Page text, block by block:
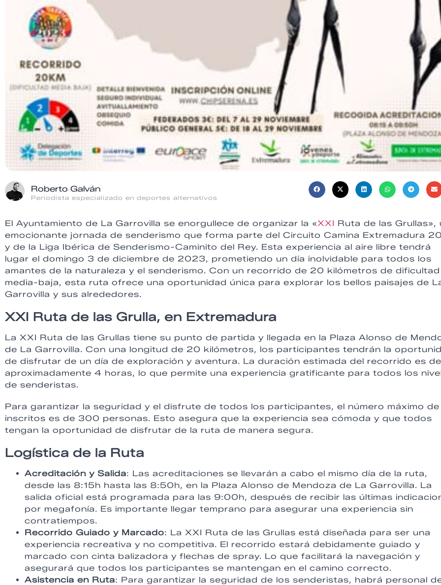
Roberto Galván
Periodista especializado en deportes alternativos
El Ayuntamiento de La Garrovilla se enorgullece de organizar la «XXI Ruta de las Grullas»,
emocionante jornada de senderismo que forma parte del Circuito Camina Extremadura
y de la Liga Ibérica de Senderismo-Caminito del Rey. Esta experiencia al aire libre tendrá
lugar el domingo 3 de diciembre de 2023, prometiendo un día inolvidable para todos los
amantes de la naturaleza y el senderismo. Con un recorrido de 20 kilómetros de dificultad
media-baja, esta ruta ofrece una oportunidad única para explorar los bellos paisajes de
Garrovilla y sus alrededores.
XXI Ruta de las Grulla, en Extremadura
La XXI Ruta de las Grullas tiene su punto de partida y llegada en la Plaza Alonso de
de La Garrovilla. Con una longitud de 20 kilómetros, los participantes tendrán la
de disfrutar de un día de exploración y aventura. La duración estimada del recorrido es de
aproximadamente 4 horas, lo que permite una experiencia gratificante para todos los
de senderistas.
Para garantizar la seguridad y el disfrute de todos los participantes, el número máximo de
inscritos es de 300 personas. Esto asegura que la experiencia sea cómoda y que todos
tengan la oportunidad de disfrutar de la ruta de manera segura.
Logística de la Ruta
Acreditación y Salida: Las acreditaciones se llevarán a cabo el mismo día de la ruta,
desde las 8:15h hasta las 8:50h, en la Plaza Alonso de Mendoza de La Garrovilla. La
salida oficial está programada para las 9:00h, después de recibir las últimas
por megafonía. Es importante llegar temprano para asegurar una experiencia sin
contratiempos.
Recorrido Guiado y Marcado: La XXI Ruta de las Grullas está diseñada para ser una
experiencia recreativa y no competitiva. El recorrido estará debidamente guiado y
marcado con cinta balizadora y flechas de spray. Lo que facilitará la navegación y
asegurará que todos los participantes se mantengan en el camino correcto.
Asistencia en Ruta: Para garantizar la seguridad de los senderistas, habrá personal